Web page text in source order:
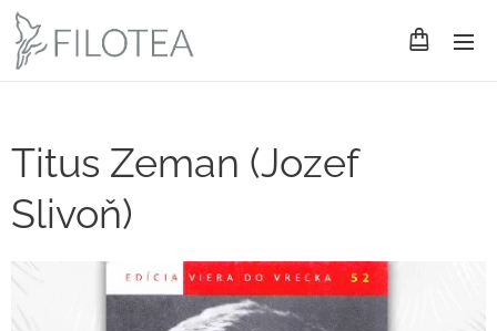
Titus Zeman (Jozef
Slivoň)